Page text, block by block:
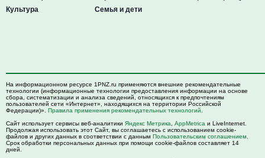
Культура
Семья и дети
На информационном ресурсе 1PNZ.ru применяются внешние рекомендательные
технологии (информационные технологии предоставления информации на основе
сбора, систематизации и анализа сведений, относящихся к предпочтениям
пользователей сети «Интернет», находящихся на территории Российской
Федерации)». Правила применения рекомендательных технологий
Сайт использует сервисы веб-аналитики Яндекс Метрика AppMetrica и LiveInternet.
Продолжая использовать этот Сайт, вы соглашаетесь с использованием cookie-
файлов и других данных в соответствии с данным Пользовательским соглашением
Срок обработки персональных данных при помощи cookie-файлов составляет 14
дней.